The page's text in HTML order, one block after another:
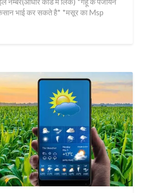
भाई कर सकते है* *मसूर का Msp